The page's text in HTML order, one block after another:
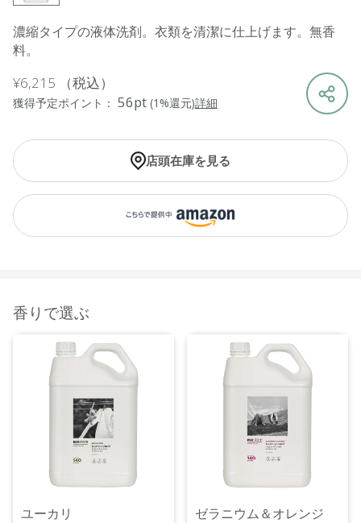
濃縮タイプの液体洗剤。衣類を清潔に仕上げます。無香
料。
¥6,215 （税込）
獲得予定ポイント： 56pt (1%還元)詳細
店頭在庫を見る
香りで選ぶ
ユーカリ ゼラニウム＆オレンジ